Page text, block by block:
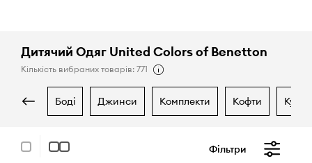
клієнтів й сьогодні.
Дитячий Одяг United Colors of Benetton
Кількість вибраних товарів: 771
боді джинси комплекти кофти
Фільтри